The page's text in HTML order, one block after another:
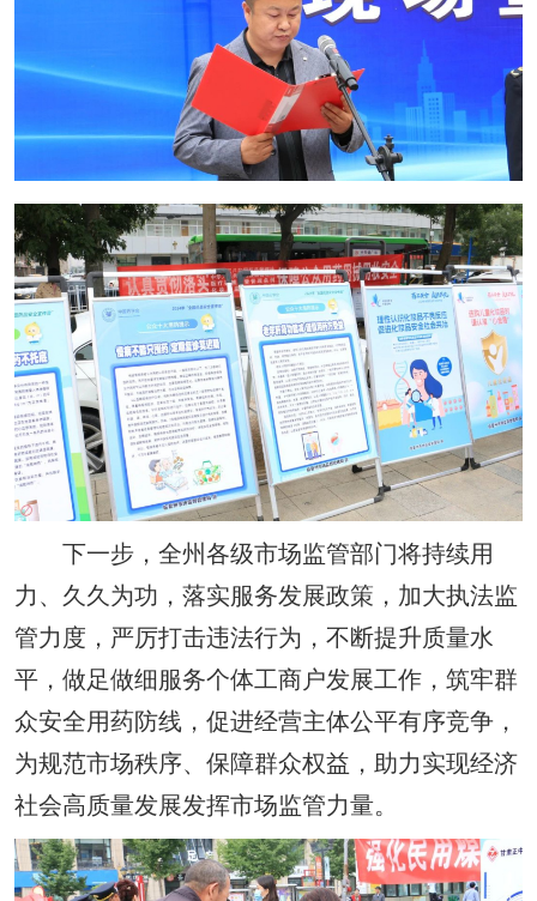
下一步，全州各级市场监管部门将持续用
力、久久为功，落实服务发展政策，加大执法监
管力度，严厉打击违法行为，不断提升质量水
平，做足做细服务个体工商户发展工作，筑牢群
众安全用药防线，促进经营主体公平有序竞争，
为规范市场秩序、保障群众权益，助力实现经济
社会高质量发展发挥市场监管力量。